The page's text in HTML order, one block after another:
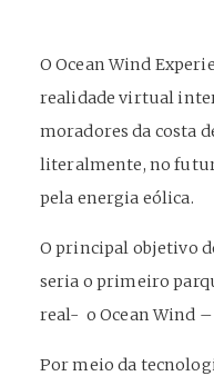
O Ocean Wind
realidade virtual
moradores da costa
literalmente, no
pela energia eólica.
O principal objetivo
seria o primeiro
real- o Ocean Wind
Por meio da